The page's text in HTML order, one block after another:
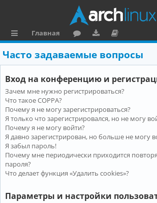
ы
л
к
и
Главная
ру
м
ру
зк
и
ку
м
е
н
та
ц
и
я
Часто задаваемые вопросы
Вход на конференцию и
Зачем мне нужно регистрироваться?
Что такое COPPA?
Почему я не могу зарегистрироваться?
Я только что зарегистрировался, но не могу
Почему я не могу войти?
Я давно зарегистрирован, но больше не могу
Я забыл пароль!
Почему мне периодически приходится
пароля?
Что делает функция «Удалить cookies»?
Параметры и настройки